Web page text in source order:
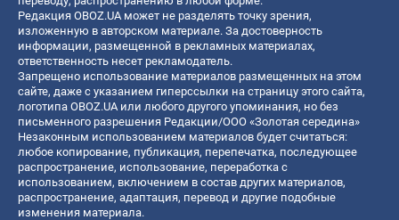
Редакция OBOZ.UA может не разделять точку зрения,
изложенную в авторском материале. За достоверность
информации, размещенной в рекламных материалах,
ответственность несет рекламодатель.
Запрещено использование материалов размещенных на этом
сайте, даже с указанием гиперссылки на страницу этого сайта,
логотипа OBOZ.UA или любого другого упоминания, но без
письменного разрешения Редакции/ООО «Золотая середина»
Незаконным использованием материалов будет считаться:
любое копирование, публикация, перепечатка, последующее
распространение, использование, переработка с
использованием, включением в состав других материалов,
распространение, адаптация, перевод и другие подобные
изменения материала.